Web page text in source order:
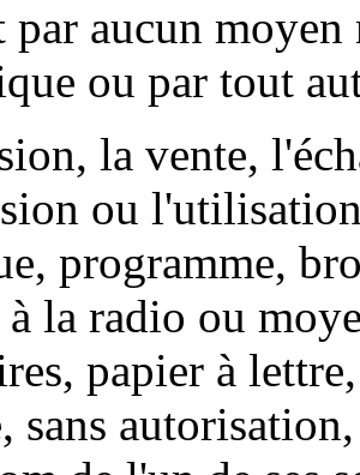
aucun
ou par tout
la vente,
ou
programme,
la radio ou
papier à
sans